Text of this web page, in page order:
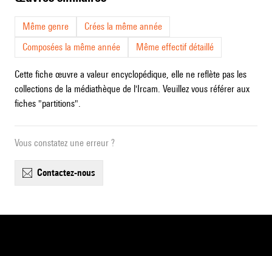
Même genre
Crées la même année
Composées la même année
Même effectif détaillé
Cette fiche œuvre a valeur encyclopédique, elle ne reflète pas les
collections de la médiathèque de l'Ircam. Veuillez vous référer aux
fiches "partitions".
Vous constatez une erreur ?
contactez-nous